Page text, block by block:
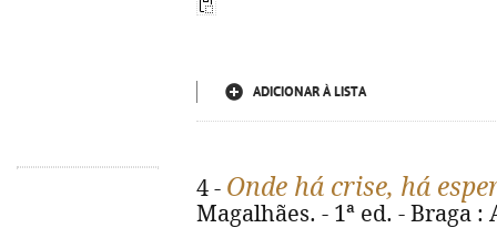
ADICIONAR À LISTA
4 - Onde há crise, há
Magalhães. - 1ª ed. - Braga